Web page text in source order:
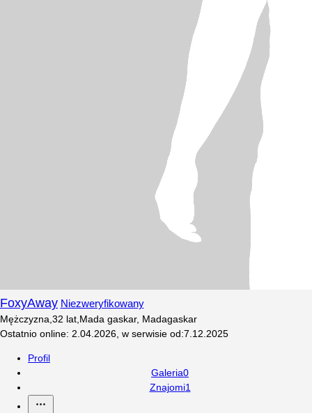
FoxyAway Niezweryfikowany
Mężczyzna 32 lat Mada gaskar, Madagaskar
Ostatnio online: 2.04.2026 w serwisie od:7.12.2025
Profil
Galeria0
Znajomi1